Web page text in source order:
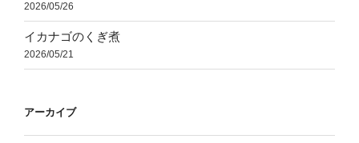
2026/05/26
イカナゴのくぎ煮
2026/05/21
アーカイブ